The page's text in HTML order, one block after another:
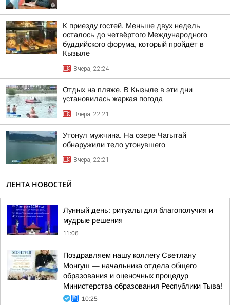
К приезду гостей. Меньше двух недель
осталось до четвёртого Международного
буддийского форума, который пройдёт в
Кызыле
Вчера, 22:24
Отдых на пляже. В Кызыле в эти дни
установилась жаркая погода
Вчера, 22:21
Утонул мужчина. На озере Чагытай
обнаружили тело утонувшего
Вчера, 22:21
ЛЕНТА НОВОСТЕЙ
Лунный день: ритуалы для благополучия и
мудрые решения
11:06
Поздравляем нашу коллегу Светлану
Монгуш — начальника отдела общего
образования и оценочных процедур
Министерства образования Республики Тыва!
10:25